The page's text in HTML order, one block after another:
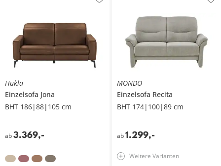
Hukla
Einzelsofa Jona
BHT 186|88|105 cm
ab3.369,-
MONDO
Einzelsofa Recita
BHT 174|100|89 cm
ab 1.299,-
Weitere Varianten